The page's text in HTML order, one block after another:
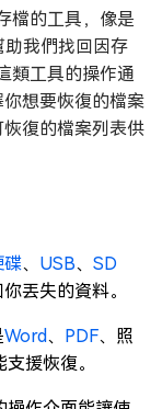
檔的工具，像是
助我們找回因存
類工具的操作通
想要恢復的檔案
復的檔案列表供
碟、 USB、 SD
丟失的資料。
Word、 PDF、照
援恢復。